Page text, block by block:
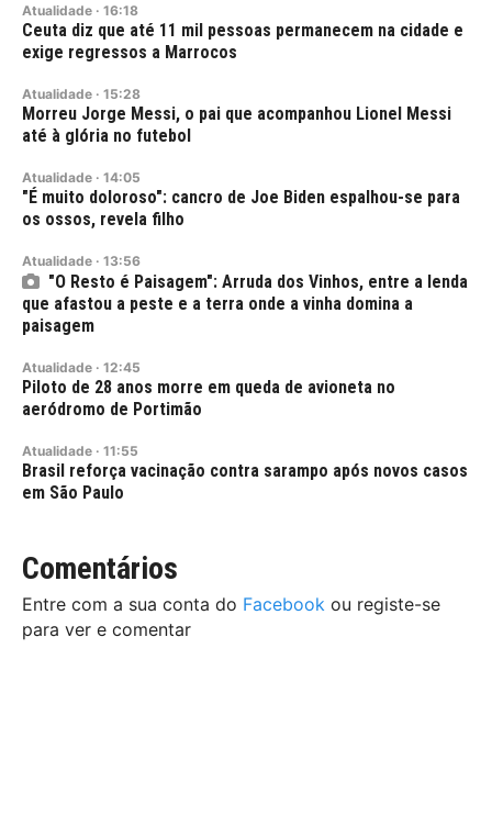
Atualidade · 16:18
Ceuta diz que até 11 mil pessoas permanecem na cidade e
exige regressos a Marrocos
Atualidade · 15:28
Morreu Jorge Messi, o pai que acompanhou Lionel Messi
até à glória no futebol
Atualidade · 14:05
"É muito doloroso": cancro de Joe Biden espalhou-se para
os ossos, revela filho
Atualidade · 13:56
"O Resto é Paisagem": Arruda dos Vinhos, entre a lenda
que afastou a peste e a terra onde a vinha domina a
paisagem
Atualidade · 12:45
Piloto de 28 anos morre em queda de avioneta no
aeródromo de Portimão
Atualidade · 11:55
Brasil reforça vacinação contra sarampo após novos casos
em São Paulo
Comentários
Entre com a sua conta do Facebook ou registe-se
para ver e comentar